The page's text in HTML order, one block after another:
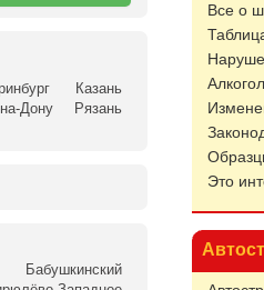
Все о
Это
Казань
Дону
Рязань
Бабушкинский